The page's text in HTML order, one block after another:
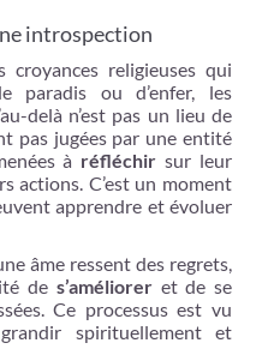
introspection
croyances religieuses qui
paradis ou d’enfer, les
delà n’est pas un lieu de
pas jugées par une entité
à réfléchir sur leur
actions. C’est un moment
apprendre et évoluer
âme ressent des regrets,
de s’amélioreret de se
Ce processus est vu
spirituellement et